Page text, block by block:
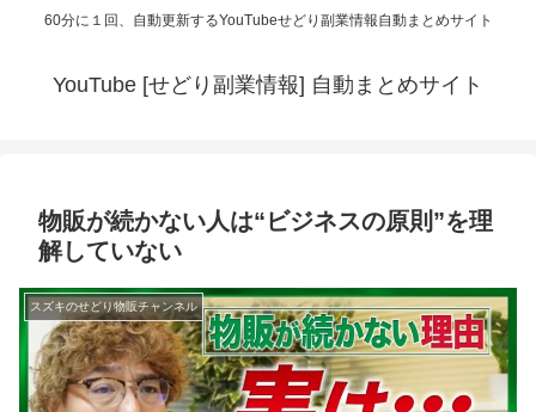
60分に１回、自動更新するYouTubeせどり副業情報自動まとめサイト
YouTube [せどり副業情報] 自動まとめサイト
物販が続かない人は“ビジネスの原則”を理
解していない
スズキのせどり物販チャンネル